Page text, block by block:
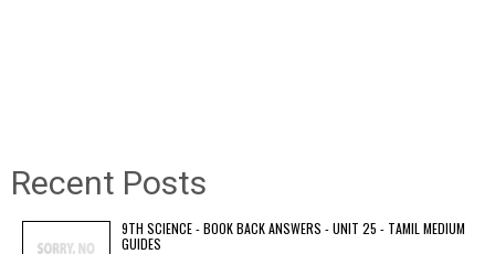
Recent Posts
9TH SCIENCE - BOOK BACK ANSWERS - UNIT 25 - TAMIL MEDIUM
GUIDES